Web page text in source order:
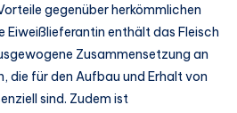
gegenüber herkömmlichen
Eiweißlieferantin enthält das Fleisch
Zusammensetzung an
die für den Aufbau und Erhalt von
sind. Zudem ist